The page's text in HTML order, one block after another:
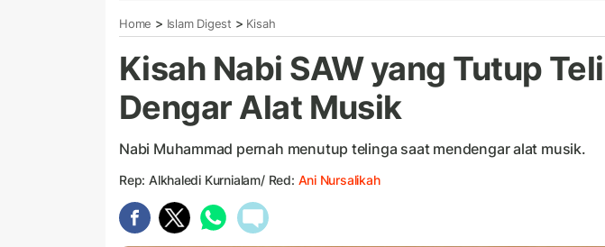
Home > Islam Digest > Kisah
Kisah Nabi SAW yang Tutup
Dengar Alat Musik
Nabi Muhammad pernah menutup telinga saat mendengar alat musik.
Rep: Alkhaledi Kurnialam/ Red: Ani Nursalikah